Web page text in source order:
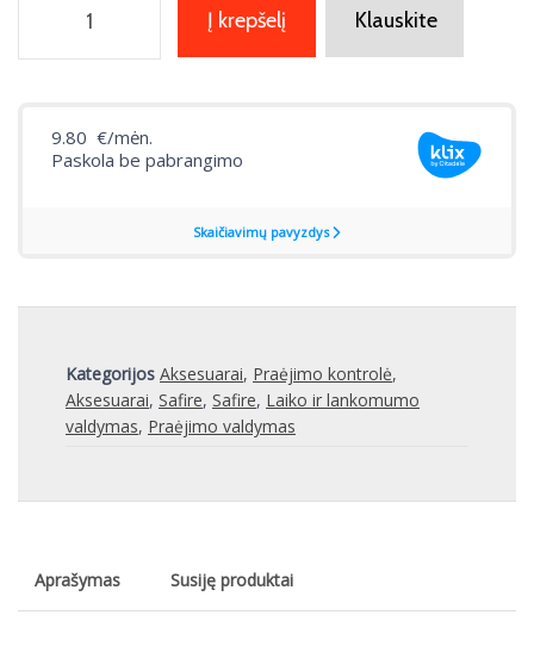
Į krepšelį Klauskite
Kategorijos Aksesuarai, Praėjimo kontrolė,
Aksesuarai, Safire, Safire, Laiko ir lankomumo
valdymas, Praėjimo valdymas
Aprašymas Susiję produktai